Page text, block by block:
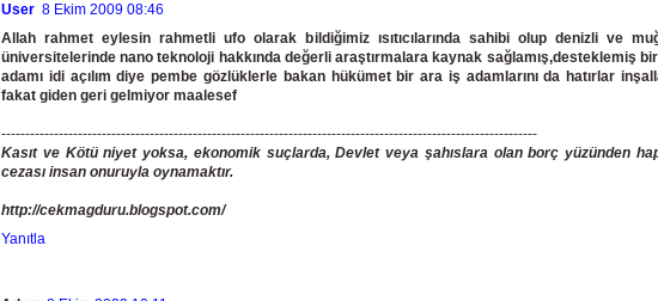
User 8 Ekim 2009 08:46
Allah rahmet eylesin rahmetli ufo olarak bildiğimiz ısıtıcılarında sahibi olup denizli ve
üniversitelerinde nano teknoloji hakkında değerli araştırmalara kaynak sağlamış,desteklemiş
adamı idi açılım diye pembe gözlüklerle bakan hükümet bir ara iş adamlarını da hatırlar
fakat giden geri gelmiyor maalesef
----------------------------------------------------------------------------------------------------------------
Kasıt ve Kötü niyet yoksa, ekonomik suçlarda, Devlet veya şahıslara olan borç yüzünden
cezası insan onuruyla oynamaktır.
http://cekmagduru.blogspot.com/
Yanıtla